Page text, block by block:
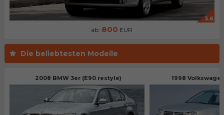
3.6
ab: 800 EUR
Die beliebtesten Modelle
2008 BMW 3er (E90 restyle) 1998